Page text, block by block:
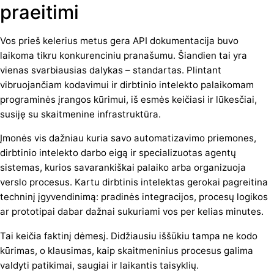
praeitimi
Vos prieš kelerius metus gera API dokumentacija buvo
laikoma tikru konkurenciniu pranašumu. Šiandien tai yra
vienas svarbiausias dalykas – standartas. Plintant
vibruojančiam kodavimui ir dirbtinio intelekto palaikomam
programinės įrangos kūrimui, iš esmės keičiasi ir lūkesčiai,
susiję su skaitmenine infrastruktūra.
Įmonės vis dažniau kuria savo automatizavimo priemones,
dirbtinio intelekto darbo eigą ir specializuotas agentų
sistemas, kurios savarankiškai palaiko arba organizuoja
verslo procesus. Kartu dirbtinis intelektas gerokai pagreitina
techninį įgyvendinimą: pradinės integracijos, procesų logikos
ar prototipai dabar dažnai sukuriami vos per kelias minutes.
Tai keičia faktinį dėmesį. Didžiausiu iššūkiu tampa ne kodo
kūrimas, o klausimas, kaip skaitmeninius procesus galima
valdyti patikimai, saugiai ir laikantis taisyklių.